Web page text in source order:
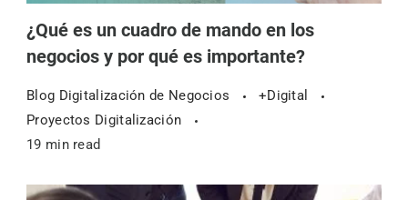
¿Qué es un cuadro de mando en los
negocios y por qué es importante?
Blog Digitalización de Negocios
+Digital
Proyectos Digitalización
19 min read